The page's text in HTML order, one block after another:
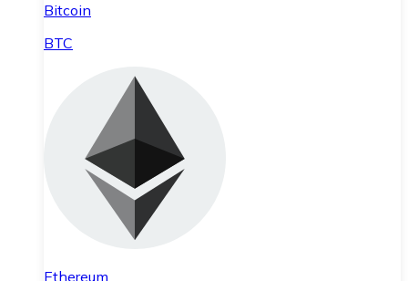
Bitcoin
BTC
Ethereum